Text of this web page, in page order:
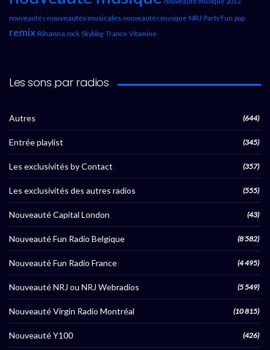
nouveautés nouveautés musicales nouveautés musique NRJ Party Fun pop
remix Rihanna rock Skyblog Trance Vitamine
Les sons par radios
Autres (644)
Entrée playlist (345)
Les exclusivités by Contact (357)
Les exclusivités des autres radios (555)
Nouveauté Capital London (43)
Nouveauté Fun Radio Belgique (8 582)
Nouveauté Fun Radio France (4 495)
Nouveauté NRJ ou NRJ Webradios (5 549)
Nouveauté Virgin Radio Montréal (10 815)
Nouveauté Y100 (426)